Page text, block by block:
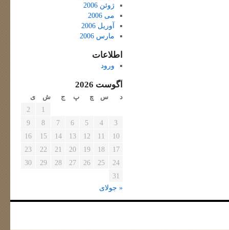
ژوئن 2006
می 2006
آوریل 2006
مارس 2006
اطلاعات
ورود
آگوست 2026
د س چ پ ج ش ی
1
2
3
4
5
6
7
8
9
10
11
12
13
14
15
16
17
18
19
20
21
22
23
24
25
26
27
28
29
30
31
« جولای